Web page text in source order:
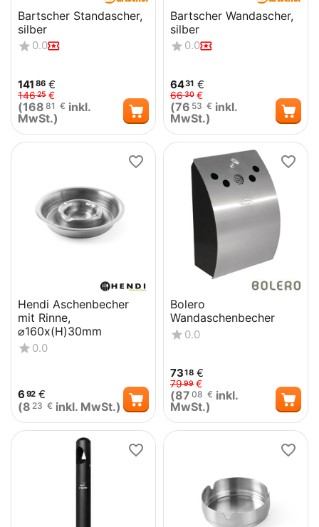
Bartscher Standascher,
silber
0.0
141 86 €
14625 €
(168 81 € inkl.
MwSt.)
Bartscher Wandascher,
silber
0.0
6431 €
6630 €
(76 53 € inkl.
MwSt.)
Hendi Aschenbecher
mit Rinne,
⌀160x(H)30mm
0.0
6 92 €
(8 23 € inkl. MwSt.)
Bolero
Wandaschenbecher
0.0
7318 €
7999 €
(87 08 € inkl.
MwSt.)